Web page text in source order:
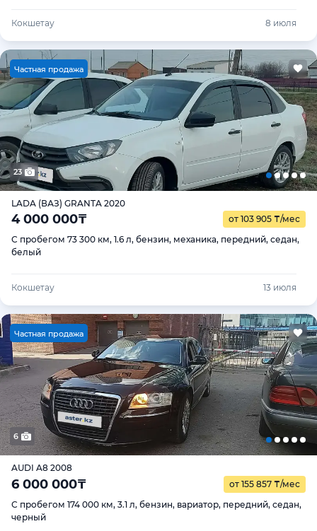
Кокшетау 8 июля
Частная продажа
23
LADA (ВАЗ) GRANTA 2020
4 000 000₸ от 103 905 ₸/мес
С пробегом 73 300 км, 1.6 л, бензин, механика, передний, седан,
белый
Кокшетау 13 июля
Частная продажа
6
AUDI A8 2008
6 000 000₸ от 155 857 ₸/мес
С пробегом 174 000 км, 3.1 л, бензин, вариатор, передний, седан,
черный